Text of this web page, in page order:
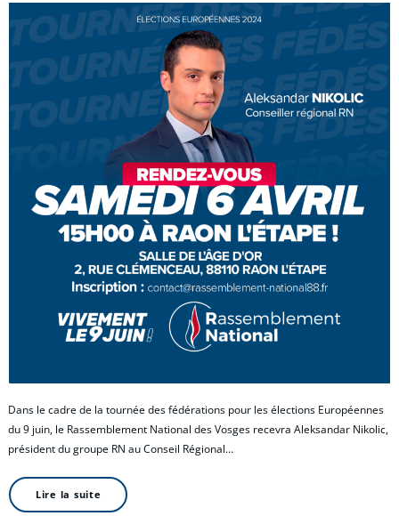
Dans le cadre de la tournée des fédérations pour les élections Européennes
du 9 juin, le Rassemblement National des Vosges recevra Aleksandar Nikolic,
président du groupe RN au Conseil Régional…
Lire la suite